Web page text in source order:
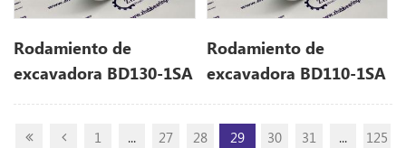
Rodamiento de
excavadora BD130-1SA
(130 * 166 * 34)
Rodamiento de
excavadora BD110-1SA
(110 * 140 * 28)
1 ... 27 28 29 30 31 ... 125